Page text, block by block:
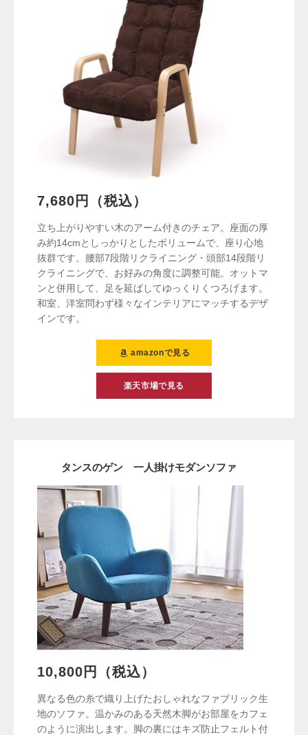
7,680円（税込）
立ち上がりやすい木のアーム付きのチェア。座面の厚
み約14cmとしっかりとしたボリュームで、座り心地
抜群です。腰部7段階リクライニング・頭部14段階リ
クライニングで、お好みの角度に調整可能。オットマ
ンと併用して、足を延ばしてゆっくりくつろげます。
和室、洋室問わず様々なインテリアにマッチするデザ
インです。
amazonで見る
楽天市場で見る
タンスのゲン 一人掛けモダンソファ
10,800円（税込）
異なる色の糸で織り上げたおしゃれなファブリック生
地のソファ。温かみのある天然木脚がお部屋をカフェ
のように演出します。脚の裏にはキズ防止フェルト付